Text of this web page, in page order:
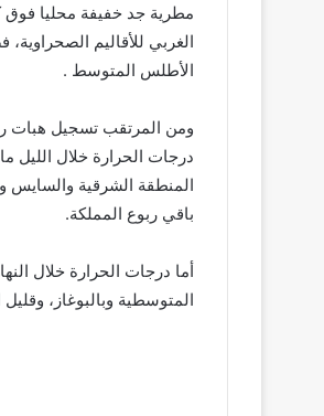
مطرية جد خفيفة محليا
الغربي للأقاليم
الأطلس المتوسط .
ومن المرتقب تسجيل هبات
باقي ربوع المملكة.
أما درجات الحرارة خلال
المتوسطية وبالبوغاز،